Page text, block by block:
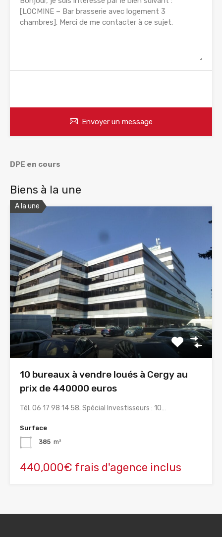
Envoyer un message
DPE en cours
Biens à la une
A la une
10 bureaux à vendre loués à Cergy au
prix de 440000 euros
Tél. 06 17 98 14 58. Spécial Investisseurs : 10…
Surface
385 m²
440,000€ frais d'agence inclus